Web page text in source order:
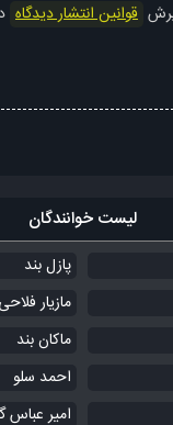
میلِ تو داره سزاوارُم بیا
تنظیم قطعه : سعید ساشا
میکس و مستر : محمد کلهر
قوانین انتشار دیدگاه
لیست خوانندگان
پازل بند
مازیار فلاحی
ماکان بند
احمد سلو
امیر عباس